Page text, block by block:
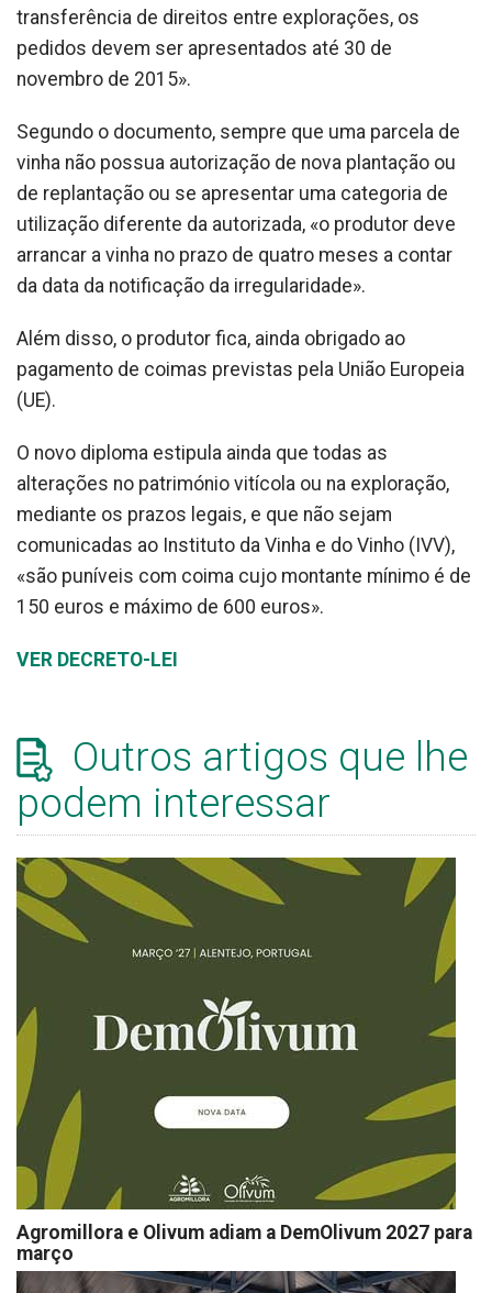
transferência de direitos entre explorações, os
pedidos devem ser apresentados até 30 de
novembro de 2015».
Segundo o documento, sempre que uma parcela de
vinha não possua autorização de nova plantação ou
de replantação ou se apresentar uma categoria de
utilização diferente da autorizada, «o produtor deve
arrancar a vinha no prazo de quatro meses a contar
da data da notificação da irregularidade».
Além disso, o produtor fica, ainda obrigado ao
pagamento de coimas previstas pela União Europeia
(UE).
O novo diploma estipula ainda que todas as
alterações no património vitícola ou na exploração,
mediante os prazos legais, e que não sejam
comunicadas ao Instituto da Vinha e do Vinho (IVV),
«são puníveis com coima cujo montante mínimo é de
150 euros e máximo de 600 euros».
VER DECRETO-LEI
Outros artigos que lhe
podem interessar
Agromillora e Olivum adiam a DemOlivum 2027 para
março